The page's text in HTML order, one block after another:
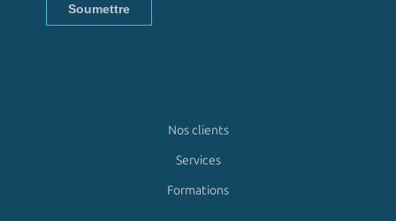
Nos clients
Services
Formations